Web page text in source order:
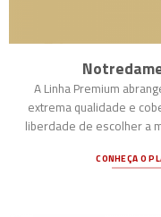
A Linha Premium
extrema qualidade e
liberdade de escolher a
CONHEÇA O